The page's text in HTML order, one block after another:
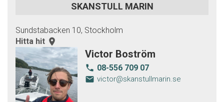
SKANSTULL MARIN
Sundstabacken 10, Stockholm
Hitta hit room
Victor Boström
local_phone 08-556 709 07
email victor@skanstullmarin.se